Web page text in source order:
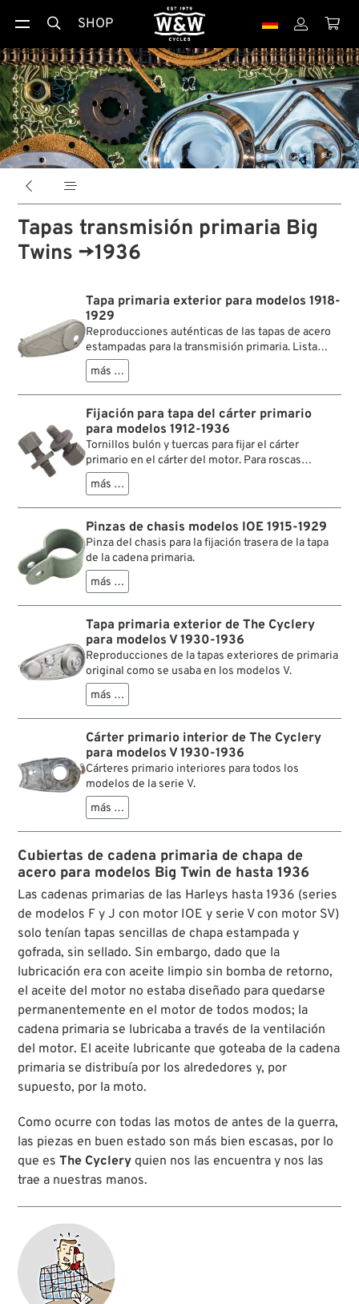
 SHOP  
 
Tapas transmisión primaria Big
Twins →1936
Tapa primaria exterior para modelos 1918-
1929
Reproducciones auténticas de las tapas de acero
estampadas para la transmisión primaria. Lista
para ser pintada y montada.
más …
Fijación para tapa del cárter primario
para modelos 1912-1936
Tornillos bulón y tuercas para fijar el cárter
primario en el cárter del motor. Para roscas
defectuosas hay también una versión extra grande.
más …
Pinzas de chasis modelos IOE 1915-1929
Pinza del chasis para la fijación trasera de la tapa
de la cadena primaria.
más …
Tapa primaria exterior de The Cyclery
para modelos V 1930-1936
Reproducciones de la tapas exteriores de primaria
original como se usaba en los modelos V.
más …
Cárter primario interior de The Cyclery
para modelos V 1930-1936
Cárteres primario interiores para todos los
modelos de la serie V.
más …
Cubiertas de cadena primaria de chapa de
acero para modelos Big Twin de hasta 1936
Las cadenas primarias de las Harleys hasta 1936 (series
de modelos F y J con motor IOE y serie V con motor SV)
solo tenían tapas sencillas de chapa estampada y
gofrada, sin sellado. Sin embargo, dado que la
lubricación era con aceite limpio sin bomba de retorno,
el aceite del motor no estaba diseñado para quedarse
permanentemente en el motor de todos modos; la
cadena primaria se lubricaba a través de la ventilación
del motor. El aceite lubricante que goteaba de la cadena
primaria se distribuía por los alrededores y, por
supuesto, por la moto.
Como ocurre con todas las motos de antes de la guerra,
las piezas en buen estado son más bien escasas, por lo
que esThe Cyclery quien nos las encuentra y nos las
trae a nuestras manos.